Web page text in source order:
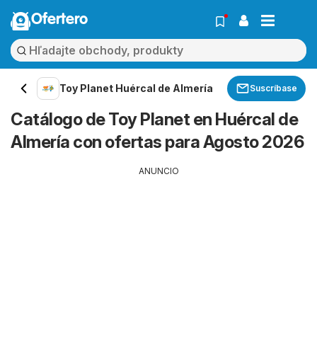
Ofertero
Toy Planet Huércal de Almería Suscríbase
Catálogo de Toy Planet en Huércal de
Almería con ofertas para Agosto 2026
ANUNCIO